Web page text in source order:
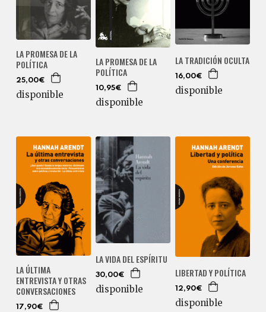
LA PROMESA DE LA
POLÍTICA
25,00€
disponible
LA PROMESA DE LA
POLÍTICA
10,95€
disponible
LA TRADICIÓN OCULTA
16,00€
disponible
LA ÚLTIMA
ENTREVISTA Y OTRAS
CONVERSACIONES
17,90€
LA VIDA DEL ESPÍRITU
30,00€
disponible
LIBERTAD Y POLÍTICA
12,90€
disponible